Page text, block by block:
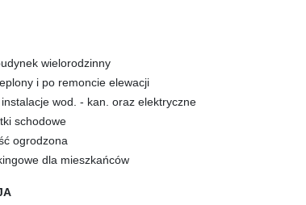
wielorodzinny
i po remoncie elewacji
wod. - kan. oraz elektryczne
schodowe
ogrodzona
dla mieszkańców